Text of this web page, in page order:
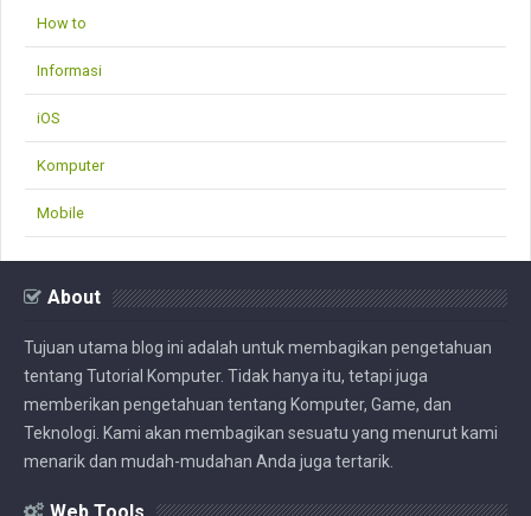
How to
Informasi
iOS
Komputer
Mobile
About
Tujuan utama blog ini adalah untuk membagikan pengetahuan
tentang Tutorial Komputer. Tidak hanya itu, tetapi juga
memberikan pengetahuan tentang Komputer, Game, dan
Teknologi. Kami akan membagikan sesuatu yang menurut kami
menarik dan mudah-mudahan Anda juga tertarik.